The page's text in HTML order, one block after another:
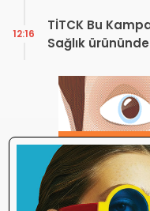
TİTCK Bu
Sağlık
12:16